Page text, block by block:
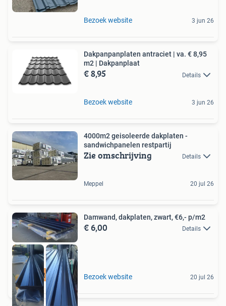
Bezoek website 3 jun 26
Dakpanpanplaten antraciet | va. € 8,95
m2 | Dakpanplaat
€ 8,95 Details
Bezoek website 3 jun 26
4000m2 geisoleerde dakplaten -
sandwichpanelen restpartij
Zie omschrijving Details
Meppel 20 jul 26
Scherpste prijzen
Damwand, dakplaten, zwart, €6,- p/m2
€ 6,00 Details
Bezoek website 20 jul 26